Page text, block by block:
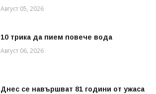
Август 05, 2026
10 трика да пием повече вода
Август 06, 2026
Днес се навършват 81 години от ужаса